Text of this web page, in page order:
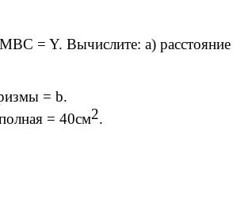
= Y. Вычислите: а) расстояние
= b.
= 40см2.